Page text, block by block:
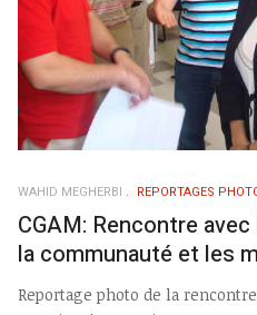
WAHID MEGHERBI REPORTAGES
CGAM: Rencontre
la communauté et les
Reportage photo de la